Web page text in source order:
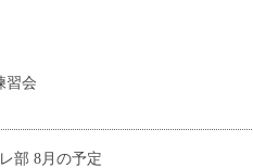
習会
部 8月の予定